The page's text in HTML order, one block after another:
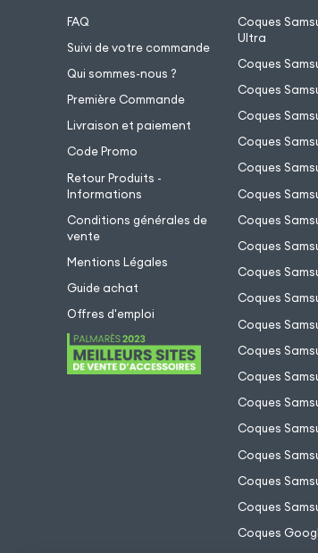
FAQ
Suivi de votre commande
Qui sommes-nous ?
Première Commande
Livraison et paiement
Code Promo
Retour Produits -
Informations
Conditions générales de
vente
Mentions Légales
Guide achat
Offres d'emploi
Coques
Ultra
Coques
Coques
Coques
Coques
Coques
Coques
Coques
Coques
Coques
Coques
Coques
Coques
Coques
Coques
Coques
Coques
Coques
Coques
Coques